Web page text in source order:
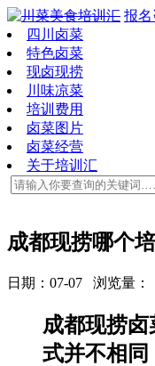
报名
四川卤菜
特色卤菜
现卤现捞
川味凉菜
培训费用
卤菜图片
卤菜经营
关于培训汇
成都现捞哪个
日期：07-07 浏览量：
成都现捞
式并不相同